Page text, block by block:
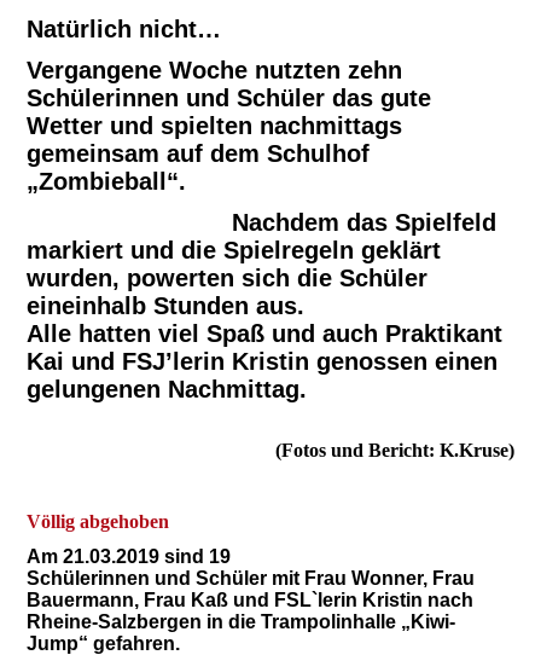
Natürlich nicht…
Vergangene Woche nutzten zehn
Schülerinnen und Schüler das gute
Wetter und spielten nachmittags
gemeinsam auf dem Schulhof
„Zombieball“.
Nachdem das Spielfeld
markiert und die Spielregeln geklärt
wurden, powerten sich die Schüler
eineinhalb Stunden aus.
Alle hatten viel Spaß und auch Praktikant
Kai und FSJ’lerin Kristin genossen einen
gelungenen Nachmittag.
(Fotos und Bericht: K.Kruse)
Völlig abgehoben
Am 21.03.2019 sind 19
Schülerinnen und Schüler mit Frau Wonner, Frau
Bauermann, Frau Kaß und FSL`lerin Kristin nach
Rheine-Salzbergen in die Trampolinhalle „Kiwi-
Jump“ gefahren.